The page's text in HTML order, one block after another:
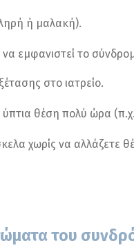
ή μαλακή).
εμφανιστεί το
στο ιατρείο.
θέση πολύ ώρα
χωρίς να αλλάζετε
του